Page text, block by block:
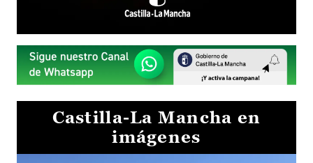
Castilla-La Mancha en
imágenes